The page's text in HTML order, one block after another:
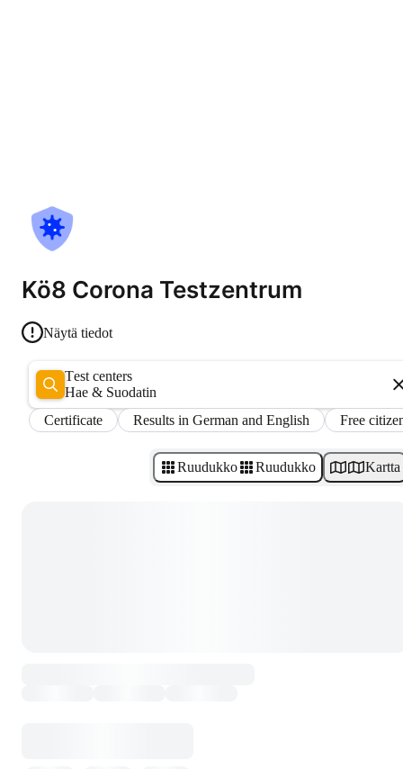
Kö8 Corona Testzentrum
Näytä tiedot
Test centers
Hae & Suodatin
Certificate
Results in German and English Free
Ruudukko Ruudukko Kartta